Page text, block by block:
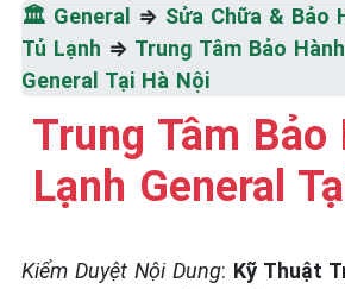
Thiểu
☎️ 09.86.85.89.22
🏛️ General ⇒ Sửa Chữa & Bảo
Tủ Lạnh ⇒ Trung Tâm Bảo
General Tại Hà Nội
Trung Tâm Bảo
Lạnh General
Kiểm Duyệt Nội Dung: Kỹ Thuật